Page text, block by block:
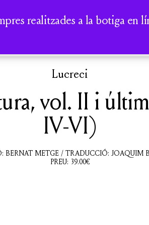
Lucreci
vol. II i
IV-VI)
BERNAT METGE / TRADUCCIÓ: JOAQUIM
PREU: 39.00€
realitzades a la botiga en